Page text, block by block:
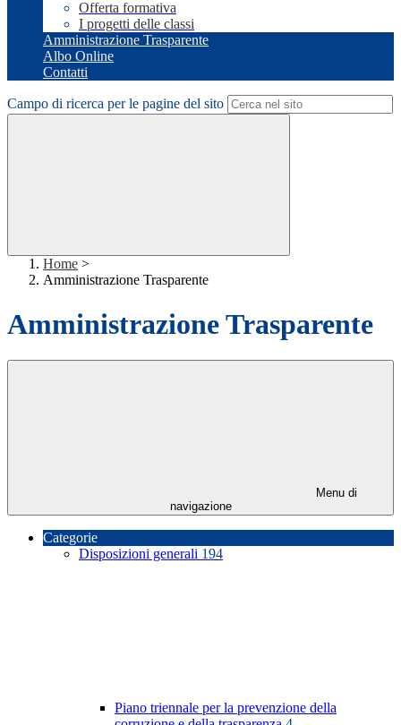
Offerta formativa
I progetti delle classi
Amministrazione Trasparente
Albo Online
Contatti
Campo di ricerca per le pagine del sito
Home >
Amministrazione Trasparente
Amministrazione Trasparente
Menu di
navigazione
Categorie
Disposizioni generali 194
Piano triennale per la prevenzione della